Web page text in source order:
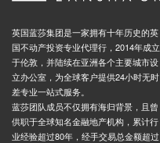
英国蓝莎集团是一家拥有十年历史的英
国不动产投资专业代理行，2014年成立
于伦敦，并陆续在亚洲各个主要城市设
立办公室，为全球客户提供24小时无时
差专业一站式服务。
蓝莎团队成员不仅拥有海归背景，且曾
供职于全球知名金融地产机构，累计行
业经验超过80年，经手交易总金额超过